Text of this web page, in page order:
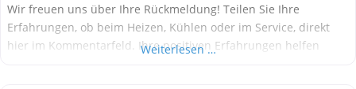
Wir freuen uns über Ihre Rückmeldung! Teilen Sie Ihre
Erfahrungen, ob beim Heizen, Kühlen oder im Service, direkt
hier im Kommentarfeld. Ihre positiven Erfahrungen helfen
Weiterlesen …